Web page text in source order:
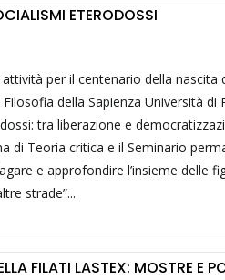
ETERODOSSI
per il centenario della
della Sapienza Università
tra liberazione e
di Teoria critica e il Seminario
e approfondire l’insieme delle
strade”...
FILATI LASTEX: MOSTRE E